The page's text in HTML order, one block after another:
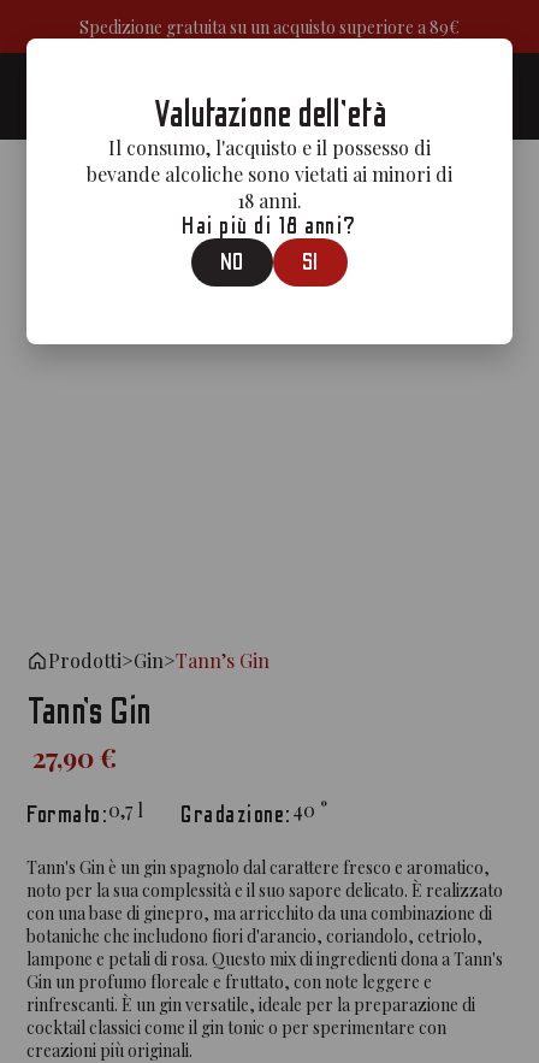
Spedizione gratuita su un acquisto superiore a 89€
Valutazione dell'età
Il consumo, l'acquisto e il possesso di
bevande alcoliche sono vietati ai minori di
18 anni.
Hai più di 18 anni?
NO
SI
Prodotti>Gin>Tann’s Gin
Tann’s Gin
27,90 €
Formato:0,7 l Gradazione:40 °
Tann's Gin è un gin spagnolo dal carattere fresco e aromatico,
noto per la sua complessità e il suo sapore delicato. È realizzato
con una base di ginepro, ma arricchito da una combinazione di
botaniche che includono fiori d'arancio, coriandolo, cetriolo,
lampone e petali di rosa. Questo mix di ingredienti dona a Tann's
Gin un profumo floreale e fruttato, con note leggere e
rinfrescanti. È un gin versatile, ideale per la preparazione di
cocktail classici come il gin tonic o per sperimentare con
creazioni più originali.